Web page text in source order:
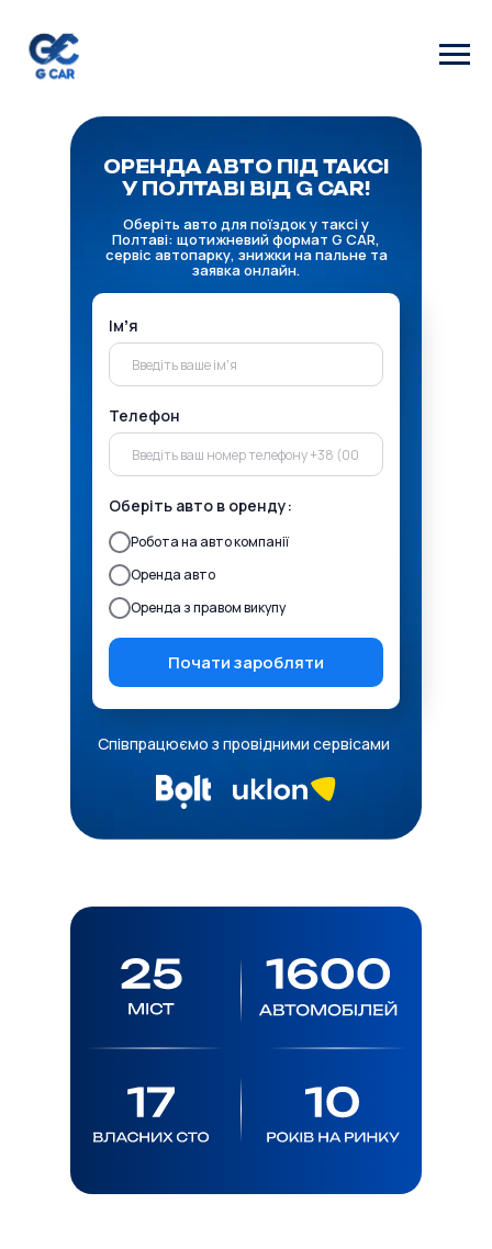
Співпрацюємо з провідними сервісами
Оберіть авто для поїздок у таксі у
Полтаві: щотижневий формат G CAR,
сервіс автопарку, знижки на пальне та
заявка онлайн.
ОРЕНДА АВТО ПІД ТАКСІ
У ПОЛТАВІ ВІД G CAR!
Імʼя
Телефон
Оберіть авто в оренду:
Робота на авто компанії
Оренда авто
Оренда з правом викупу
Почати заробляти